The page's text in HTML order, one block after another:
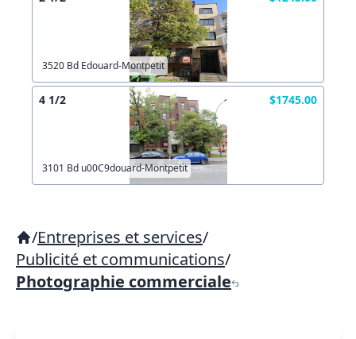
3520 Bd Edouard-Montpetit
4 1/2 $1745.00
3101 Bd u00C9douard-Montpetit
/Entreprises et services/
Publicité et communications/
Photographie commerciale